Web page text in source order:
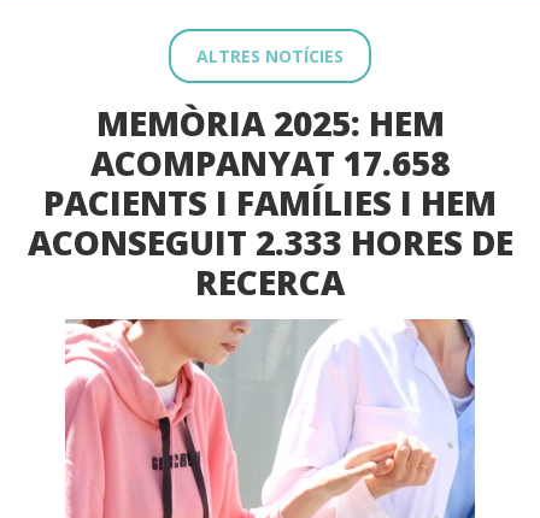
ALTRES NOTÍCIES
MEMÒRIA 2025: HEM
ACOMPANYAT 17.658
PACIENTS I FAMÍLIES I HEM
ACONSEGUIT 2.333 HORES DE
RECERCA